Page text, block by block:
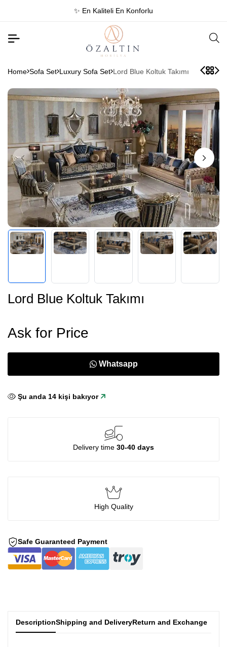
✨ En Kaliteli En Konforlu
Home Sofa Set Luxury Sofa Set Lord Blue Koltuk Takımı
Lord Blue Koltuk Takımı
Ask for Price
Whatsapp
Şu anda 14 kişi bakıyor
Delivery time 30-40 days
High Quality
Safe Guaranteed Payment
DescriptionShipping and DeliveryReturn and Exchange